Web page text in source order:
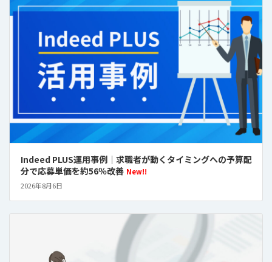
Indeed PLUS運用事例｜求職者が動くタイミングへの予算配
分で応募単価を約56％改善 New!!
2026年8月6日